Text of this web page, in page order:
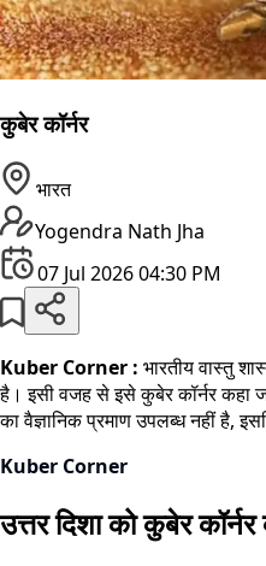
कुबेर कॉर्नर
भारत
Yogendra Nath Jha
07 Jul 2026 04:30 PM
Kuber Corner : भारतीय वास्तु
है। इसी वजह से इसे कुबेर कॉर्नर कहा
का वैज्ञानिक प्रमाण उपलब्ध नहीं है,
Kuber Corner
उत्तर दिशा को कुबेर